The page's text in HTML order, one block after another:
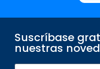
Suscríbase
nuestras